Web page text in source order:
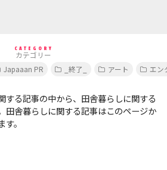
CATEGORY
カテゴリー
Japaaan PR _終了_ アート エン
する記事の中から、田舎暮らしに関する
田舎暮らしに関する記事はこのページか
。